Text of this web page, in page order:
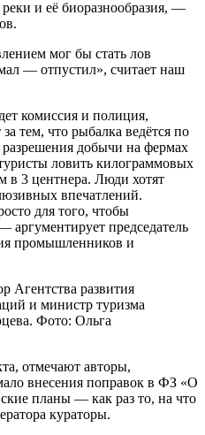
и её биоразнообразия, —
мог бы стать лов
— отпустил», считает наш
комиссия и полиция,
тем, что рыбалка ведётся по
добычи на фермах
ловить килограммовых
в 3 центнера. Люди хотят
впечатлений.
для того, чтобы
аргументирует председатель
промышленников и
Агентства развития
и министр туризма
Фото: Ольга
отмечают авторы,
внесения поправок в ФЗ «О
планы — как раз то, на что
кураторы.